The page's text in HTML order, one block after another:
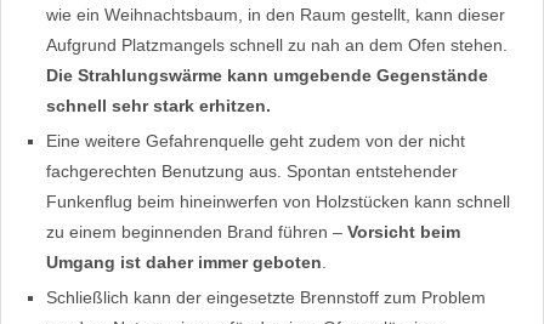
wie ein Weihnachtsbaum, in den Raum gestellt, kann dieser
Aufgrund Platzmangels schnell zu nah an dem Ofen stehen.
Die Strahlungswärme kann umgebende Gegenstände
schnell sehr stark erhitzen.
Eine weitere Gefahrenquelle geht zudem von der nicht
fachgerechten Benutzung aus. Spontan entstehender
Funkenflug beim hineinwerfen von Holzstücken kann schnell
zu einem beginnenden Brand führen – Vorsicht beim
Umgang ist daher immer geboten
Schließlich kann der eingesetzte Brennstoff zum Problem